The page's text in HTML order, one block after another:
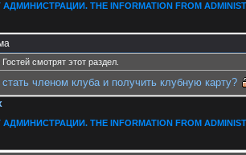
THE INFORMATION FROM
смотрят этот раздел.
стать членом клуба и получить клубную карту?
THE INFORMATION FROM